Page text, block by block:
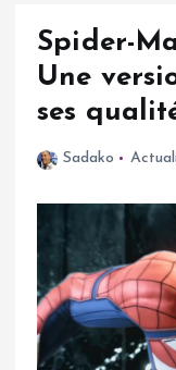
Spider-
Une
ses
Sadako